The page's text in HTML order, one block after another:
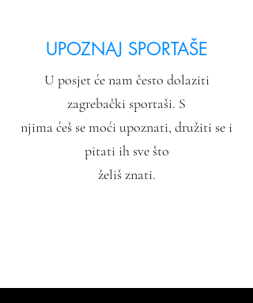
UPOZNAJ SPORTAŠE
U posjet će nam često dolaziti
zagrebački sportaši. S
njima ćeš se moći upoznati, družiti se i
pitati ih sve što
želiš znati.